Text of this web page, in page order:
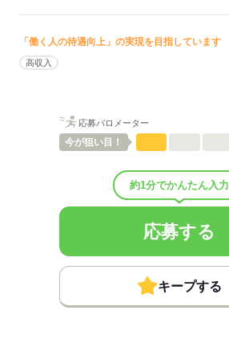
■賞与備考：なし
■退職金制度：有（勤続3年以上）
■退職金制度備考：
応募する
「働く人の待遇向上」の実現を目指しています
高収入
応募バロメーター
今が狙い目！
約1分でかんたん入力
応募する
キープする